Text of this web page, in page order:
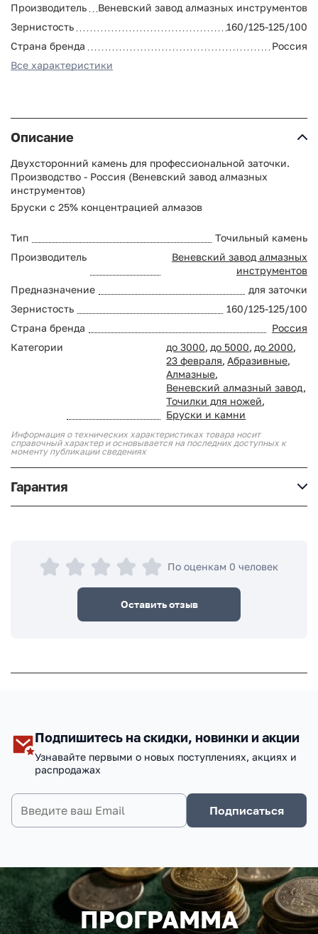
Производитель
Веневский завод алмазных инструментов
Зернистость
160/125-125/100
Страна бренда
Россия
Все характеристики
Описание
Двухсторонний камень для профессиональной заточки.
Производство - Россия (Веневский завод алмазных
инструментов)
Бруски с 25% концентрацией алмазов
Тип
Точильный камень
Производитель
Веневский завод алмазных
инструментов
Предназначение
для заточки
Зернистость
160/125-125/100
Страна бренда
Россия
Категории
до 3000, до 5000, до 2000,
23 февраля, Абразивные,
Алмазные,
Веневский алмазный завод,
Точилки для ножей,
Бруски и камни
Информация о технических характеристиках товара носит
справочный характер и основывается на последних доступных к
моменту публикации сведениях
Гарантия
По оценкам 0 человек
Оставить отзыв
Подпишитесь на скидки, новинки и акции
Узнавайте первыми о новых поступлениях, акциях и
распродажах
Подписаться
ПРОГРАММА